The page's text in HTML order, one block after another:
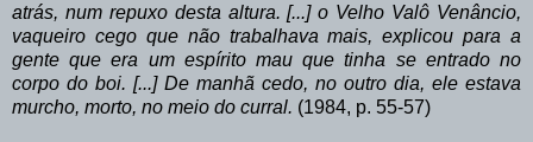
atrás, num repuxo desta altura. [...] o Velho Valô Venâncio,
vaqueiro cego que não trabalhava mais, explicou para a
gente que era um espírito mau quetinha se entrado no
corpo do boi. [...] De manhã cedo, no outro dia, ele estava
murcho, morto, no meio do curral. (1984, p. 55-57)